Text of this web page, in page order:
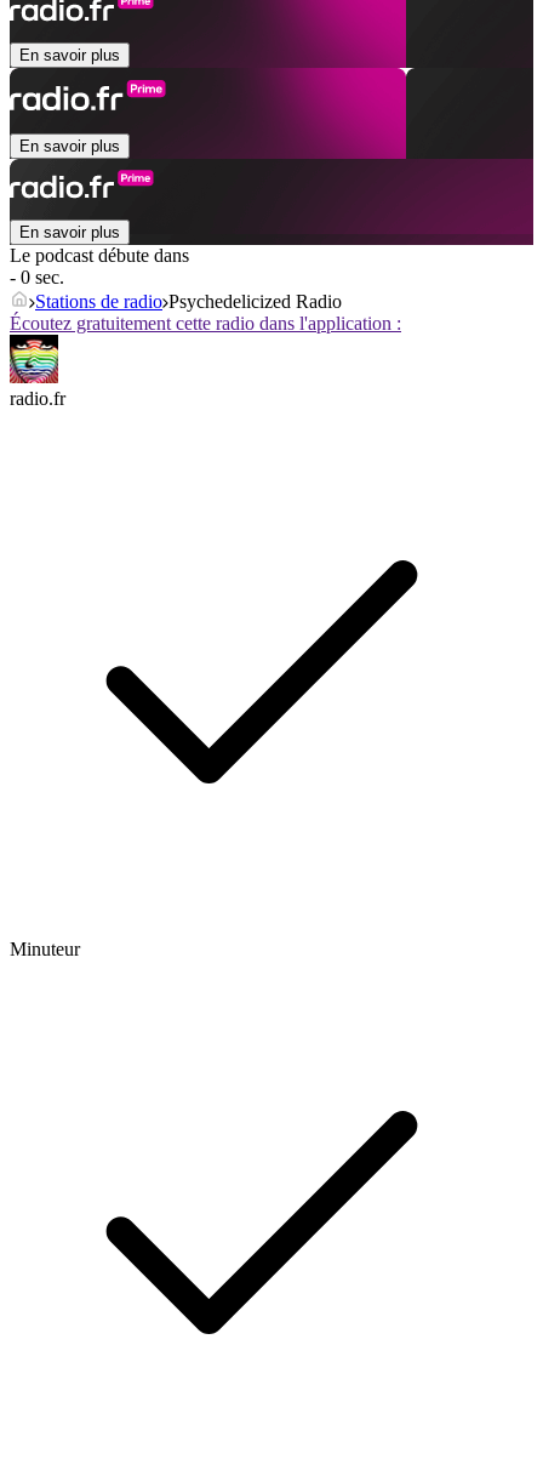
En savoir plus
En savoir plus
En savoir plus
Le podcast débute dans
- 0 sec.
Stations de radio Psychedelicized Radio
Écoutez gratuitement cette radio dans l'application :
radio.fr
Minuteur